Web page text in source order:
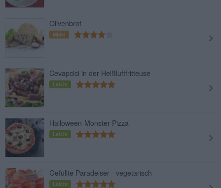
Olivenbrot
Mittel
Cevapcici in der Heißluftfritteuse
Leicht
Halloween-Monster Pizza
Leicht
Gefüllte Paradeiser - vegetarisch
Leicht